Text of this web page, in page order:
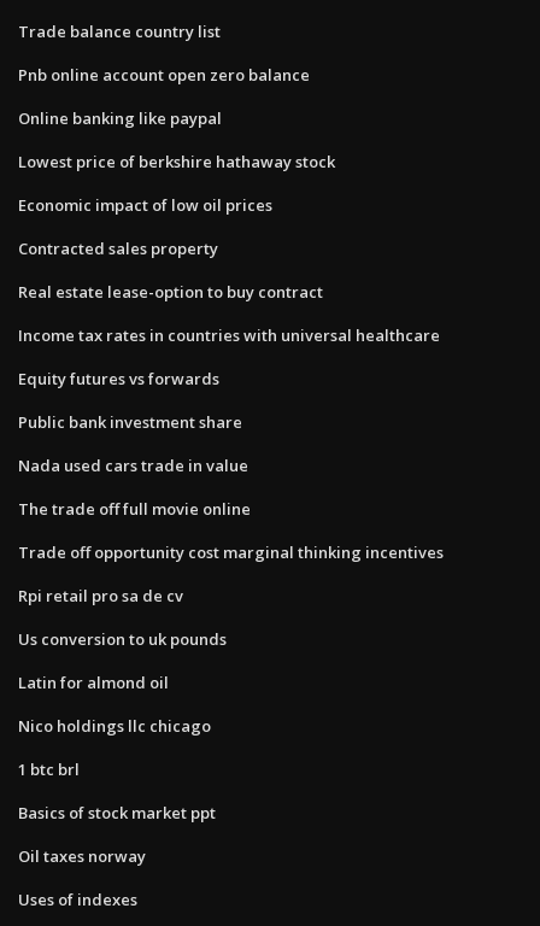
Trade balance country list
Pnb online account open zero balance
Online banking like paypal
Lowest price of berkshire hathaway stock
Economic impact of low oil prices
Contracted sales property
Real estate lease-option to buy contract
Income tax rates in countries with universal healthcare
Equity futures vs forwards
Public bank investment share
Nada used cars trade in value
The trade off full movie online
Trade off opportunity cost marginal thinking incentives
Rpi retail pro sa de cv
Us conversion to uk pounds
Latin for almond oil
Nico holdings llc chicago
1 btc brl
Basics of stock market ppt
Oil taxes norway
Uses of indexes